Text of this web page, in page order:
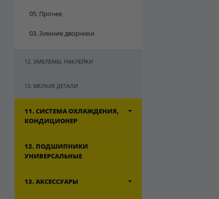
05. Прочее
03. Зимние дворники
12. ЭМБЛЕМЫ, НАКЛЕЙКИ
13. МЕЛКИЕ ДЕТАЛИ
11. СИСТЕМА ОХЛАЖДЕНИЯ,
КОНДИЦИОНЕР
12. ПОДШИПНИКИ
УНИВЕРСАЛЬНЫЕ
13. АКСЕССУАРЫ